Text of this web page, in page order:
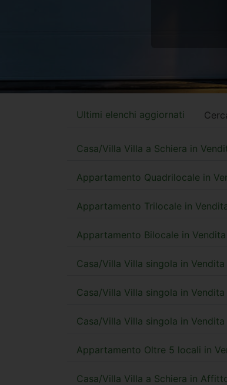
Ultimi elenchi aggiornati
Casa/Villa Villa a Schiera in
Appartamento Quadrilocale in
Appartamento Trilocale in
Appartamento Bilocale in Vendita
Casa/Villa Villa singola in
Casa/Villa Villa singola in Vendita
Casa/Villa Villa singola in
Appartamento Oltre 5 locali in
Casa/Villa Villa a Schiera in